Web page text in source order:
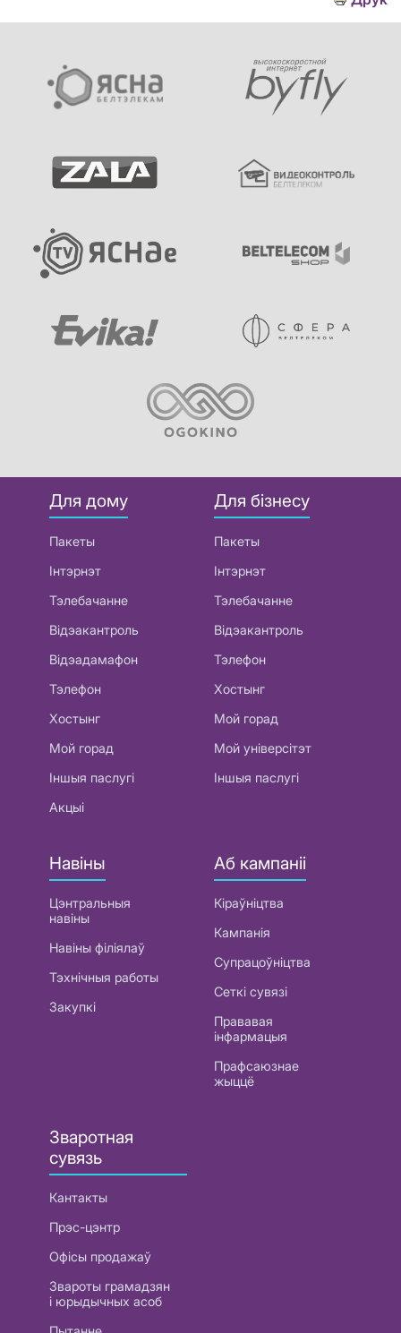
Для дому
Пакеты
Інтэрнэт
Тэлебачанне
Відэакантроль
Відэадамафон
Тэлефон
Хостынг
Мой горад
Іншыя паслугі
Акцыі
Для бізнесу
Пакеты
Інтэрнэт
Тэлебачанне
Відэакантроль
Тэлефон
Хостынг
Мой горад
Мой універсітэт
Іншыя паслугі
Навіны
Цэнтральныя
навіны
Навіны філіялаў
Тэхнічныя работы
Закупкі
Аб кампаніі
Кіраўніцтва
Кампанія
Супрацоўніцтва
Сеткі сувязі
Прававая
інфармацыя
Прафсаюзнае
жыццё
Зваротная
сувязь
Кантакты
Прэс-цэнтр
Офісы продажаў
Звароты грамадзян
і юрыдычных асоб